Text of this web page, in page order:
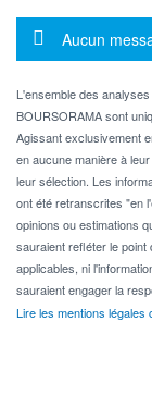
Message
Aucun
L'ensemble des
BOURSORAMA sont
Agissant exclusivement
en aucune manière à
leur sélection. Les
ont été retranscrites "en
opinions ou estimations
sauraient refléter le
applicables, ni
sauraient engager la
Lire les mentions légales